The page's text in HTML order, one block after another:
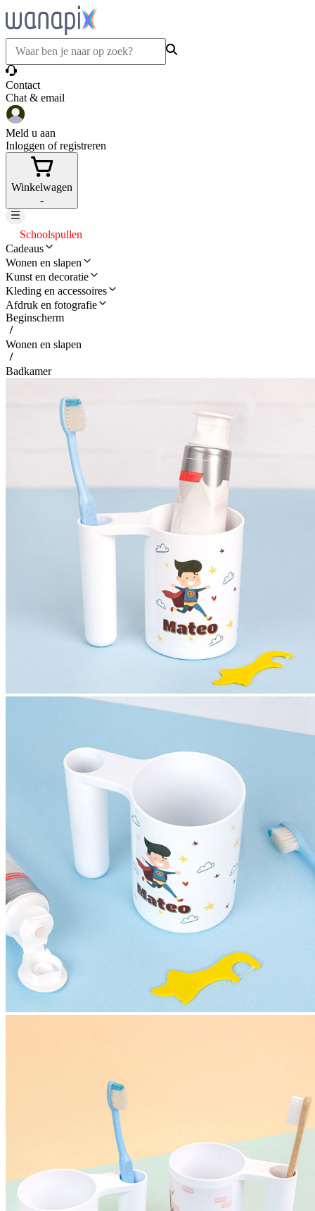
Contact
Chat & email
Meld u aan
Inloggen of registreren
Winkelwagen
-
Schoolspullen
Cadeaus
Wonen en slapen
Kunst en decoratie
Kleding en accessoires
Afdruk en fotografie
Beginscherm
Wonen en slapen
Badkamer